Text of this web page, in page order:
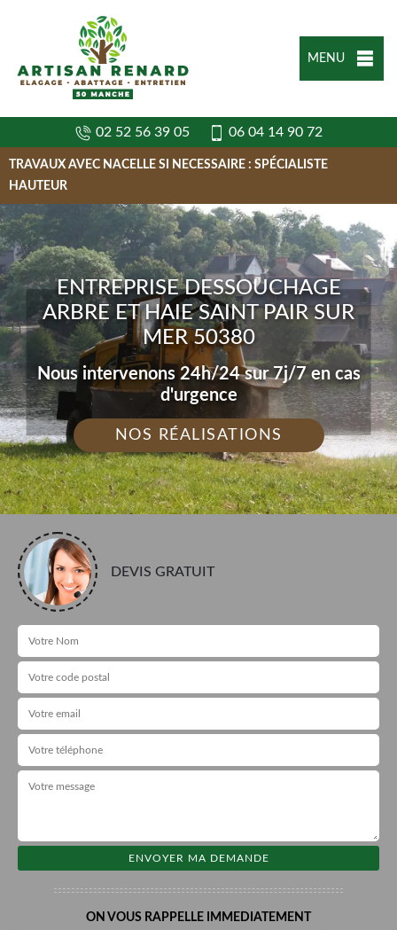
MENU
02 52 56 39 05 06 04 14 90 72
TRAVAUX AVEC NACELLE SI NECESSAIRE : SPÉCIALISTE
HAUTEUR
ENTREPRISE DESSOUCHAGE
ARBRE ET HAIE SAINT PAIR SUR
MER 50380
Nous intervenons 24h/24 sur 7j/7 en cas
d'urgence
NOS RÉALISATIONS
DEVIS GRATUIT
ON VOUS RAPPELLE IMMEDIATEMENT